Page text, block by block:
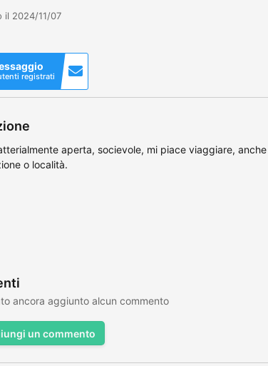
il 2024/11/07
registrati
aperta, socievole, mi piace viaggiare,
o località.
ancora aggiunto alcun commento
un commento